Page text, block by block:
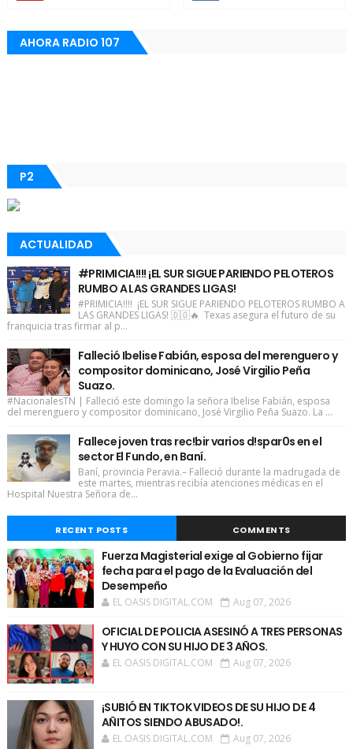
AHORA RADIO 107
P2
ACTUALIDAD
#PRIMICIA!!!! ¡EL SUR SIGUE PARIENDO PELOTEROS
RUMBO A LAS GRANDES LIGAS!
#PRIMICIA!!!! ¡EL SUR SIGUE PARIENDO PELOTEROS RUMBO A
LAS GRANDES LIGAS! 🇩🇴🔥 Texas asegura el futuro de su
franquicia tras firmar al p...
Falleció Ibelise Fabián, esposa del merenguero y
compositor dominicano, José Virgilio Peña
Suazo.
#NacionalesTN | Falleció este domingo la señora Ibelise Fabián, esposa
del merenguero y compositor dominicano, José Virgilio Peña Suazo. La ...
Fallece joven tras rec!bir varios d!spar0s en el
sector El Fundo, en Baní.
Baní, provincia Peravia.– Falleció durante la madrugada de
este martes, mientras recibía atenciones médicas en el
Hospital Nuestra Señora de...
RECENT POSTS COMMENTS
Fuerza Magisterial exige al Gobierno fijar
fecha para el pago de la Evaluación del
Desempeño
EL OASIS DIGITAL.COM Aug 07, 2026
OFICIAL DE POLICIA ASESINÓ A TRES PERSONAS
Y HUYO CON SU HIJO DE 3 AÑOS.
EL OASIS DIGITAL.COM Aug 07, 2026
¡SUBIÓ EN TIKTOK VIDEOS DE SU HIJO DE 4
AÑITOS SIENDO ABUSADO!.
EL OASIS DIGITAL.COM Aug 07, 2026